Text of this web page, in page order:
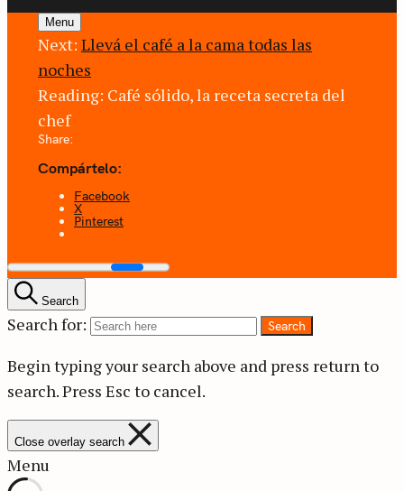
Menu
Next: Llevá el café a la cama todas las
noches
Reading: Café sólido, la receta secreta del
chef
Share:
Compártelo:
Facebook
X
Pinterest
Search
Search for: Search
Begin typing your search above and press return to
search.Press Esc to cancel.
Close overlay search
Menu